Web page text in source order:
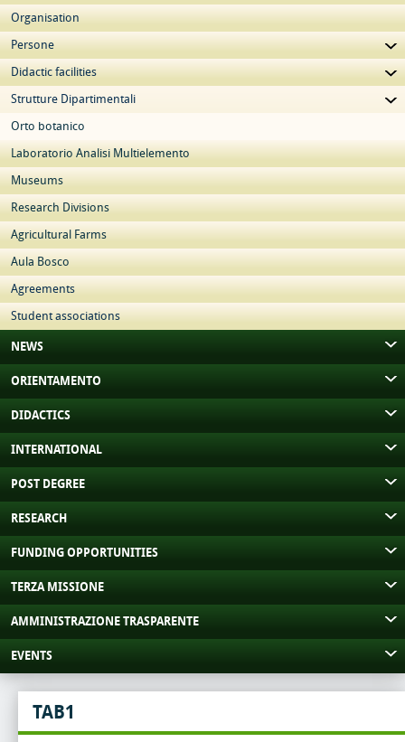
Organisation
Persone
Didactic facilities
Strutture Dipartimentali
Orto botanico
Laboratorio Analisi Multielemento
Museums
Research Divisions
Agricultural Farms
Aula Bosco
Agreements
Student associations
NEWS
ORIENTAMENTO
DIDACTICS
INTERNATIONAL
POST DEGREE
RESEARCH
FUNDING OPPORTUNITIES
TERZA MISSIONE
AMMINISTRAZIONE TRASPARENTE
EVENTS
TAB1